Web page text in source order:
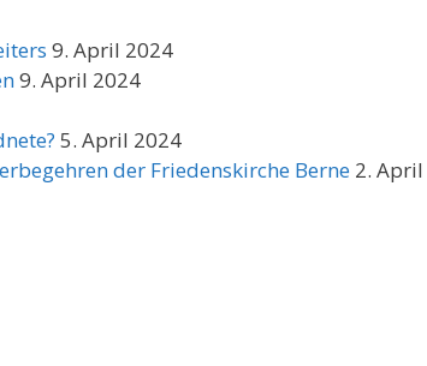
9. April 2024
9. April 2024
5. April 2024
der Friedenskirche Berne 2. April